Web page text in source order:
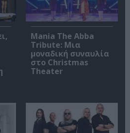
Mania The Abba
Tribute: Μια
μοναδική συναυλία
στο Christmas
Theater